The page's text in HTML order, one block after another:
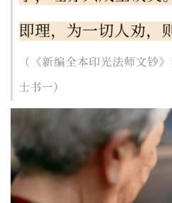
点
高
访
谈
心